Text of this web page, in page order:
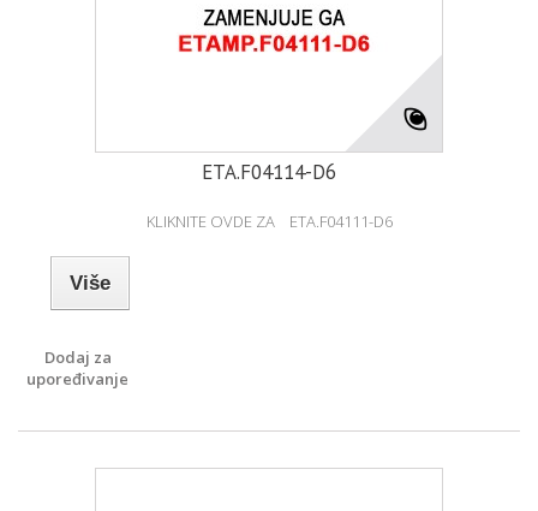
ETA.F04114-D6
KLIKNITE OVDE ZA ETA.F04111-D6
Više
Dodaj za
upoređivanje